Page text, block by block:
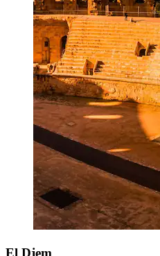
El Djem